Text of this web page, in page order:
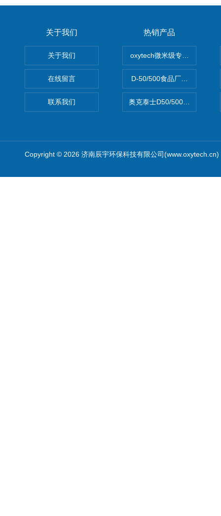
关于我们
关于我们
在线留言
联系我们
热销产品
oxytech微米级专业消毒
D-50/500食品厂车间高效杀
奥克泰士D50/500矿泉水消毒
Copyright © 2026 济南辰宇环保科技有限公司(www.oxytech.cn)